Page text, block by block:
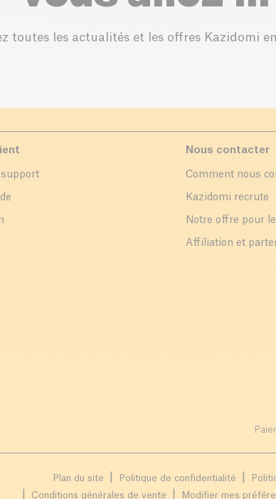
toutes les actualités et les offres Kazidomi
support
Nous contacter
Comment nous
Kazidomi recrute
Notre offre pour
Affiliation et
Plan du site Politique de confidentialité
Conditions générales de vente
Modifier mes